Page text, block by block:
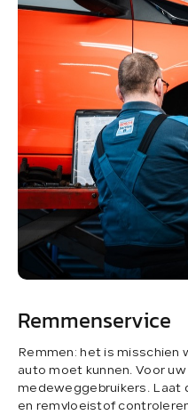
Over ons
Historie
Verkocht
Contact
Remmenservice
Remmen: het is misschien
auto moet kunnen. Voor
medeweggebruikers. Laat
en remvloeistof